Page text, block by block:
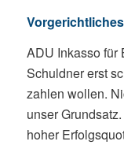
ADU Inkasso für
Schuldner erst
zahlen wollen.
unser
hoher